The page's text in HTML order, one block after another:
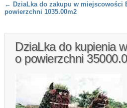
Post navigation
← DziaLka do zakupu w miejscowości
powierzchni 1035.00m2
DziaLka do kupienia
o powierzchni